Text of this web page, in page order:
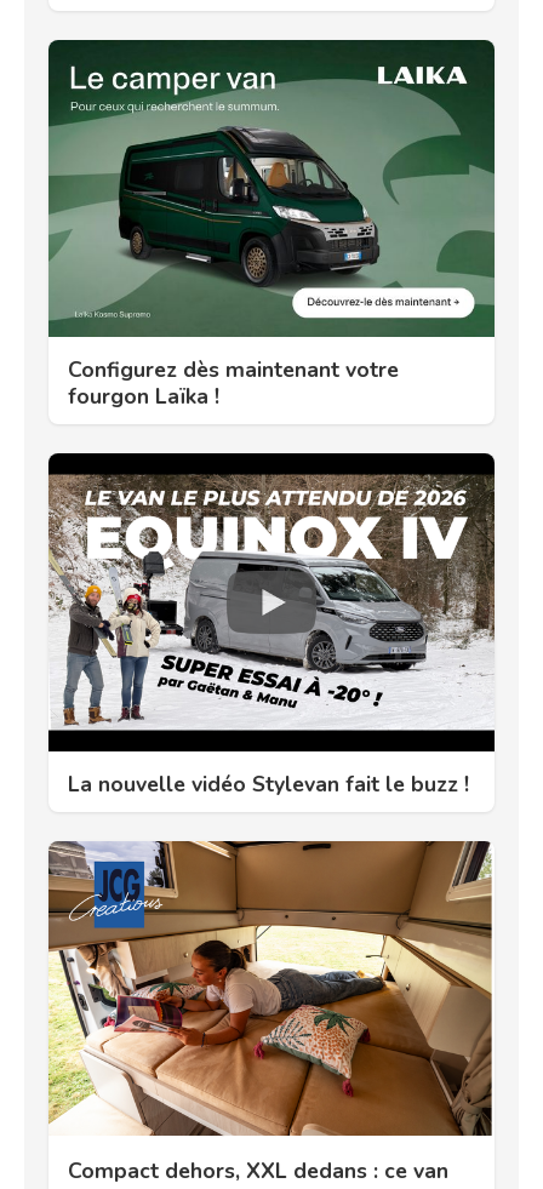
Configurez dès maintenant votre
fourgon Laïka !
La nouvelle vidéo Stylevan fait le buzz !
Compact dehors, XXL dedans : ce van